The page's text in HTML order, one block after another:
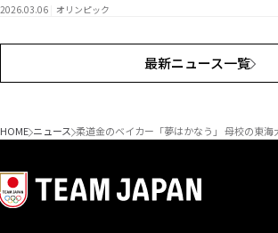
2026.03.06 オリンピック
最新ニュース一覧
HOME ニュース 柔道金のベイカー「夢はかなう」 母校の東海